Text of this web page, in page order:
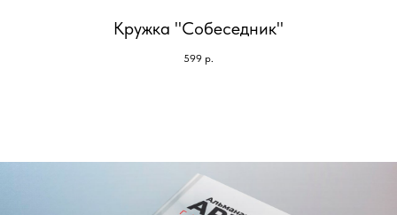
Кружка "Собеседник"
599 р.